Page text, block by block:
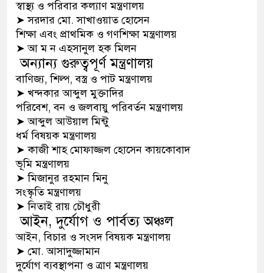
স্বাস্থ্য ও পরিবার কল্যাণ মন্ত্রণালয়
➤সরদার মো. সাখাওয়াত হোসেন
শিক্ষা এবং প্রাথমিক ও গণশিক্ষা মন্ত্রণালয়
➤আ ম ন এহসানুল হক মিলন
অন্যান্য গুরুত্বপূর্ণ মন্ত্রণালয়
বাণিজ্য, শিল্প, বস্ত্র ও পাট মন্ত্রণালয়
➤ খন্দকার আব্দুল মুক্তাদির
পরিবেশ, বন ও জলবায়ু পরিবর্তন মন্ত্রণালয়
➤আব্দুল আউয়াল মিন্টু
ধর্ম বিষয়ক মন্ত্রণালয়
➤কাজী শাহ মোফাজ্জল হোসেন কায়কোবাদ
ভূমি মন্ত্রণালয়
➤মিজানুর রহমান মিনু
সংস্কৃতি মন্ত্রণালয়
➤নিতাই রায় চৌধুরী
আইন, দুর্যোগ ও পার্বত্য অঞ্চল
আইন, বিচার ও সংসদ বিষয়ক মন্ত্রণালয়
➤ মো. আসাদুজ্জামান
দুর্যোগ ব্যবস্থাপনা ও ত্রাণ মন্ত্রণালয়